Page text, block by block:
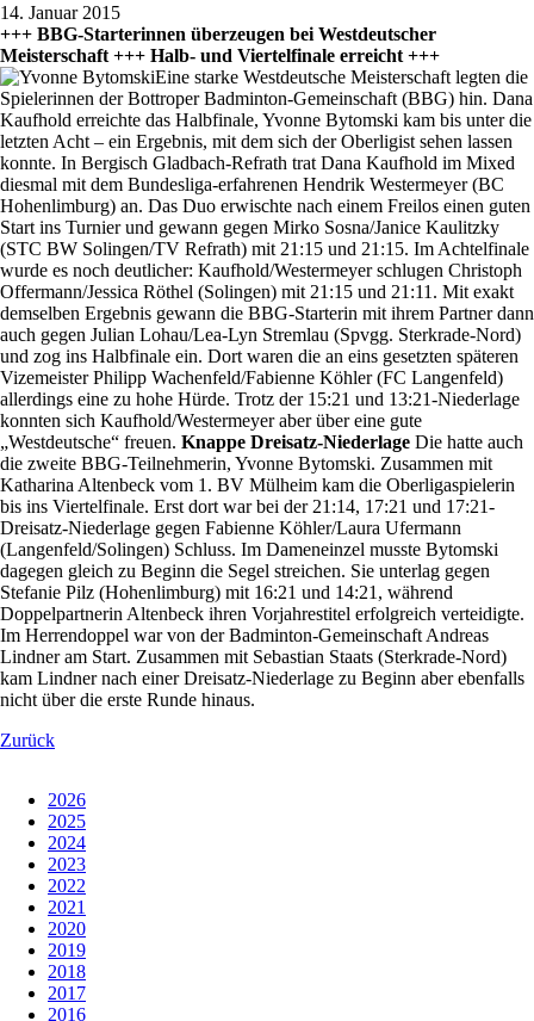
14. Januar 2015
+++ BBG-Starterinnen überzeugen bei Westdeutscher
Meisterschaft +++ Halb- und Viertelfinale erreicht +++
Eine starke Westdeutsche Meisterschaft legten die
Spielerinnen der Bottroper Badminton-Gemeinschaft (BBG) hin. Dana
Kaufhold erreichte das Halbfinale, Yvonne Bytomski kam bis unter die
letzten Acht – ein Ergebnis, mit dem sich der Oberligist sehen lassen
konnte. In Bergisch Gladbach-Refrath trat Dana Kaufhold im Mixed
diesmal mit dem Bundesliga-erfahrenen Hendrik Westermeyer (BC
Hohenlimburg) an. Das Duo erwischte nach einem Freilos einen guten
Start ins Turnier und gewann gegen Mirko Sosna/Janice Kaulitzky
(STC BW Solingen/TV Refrath) mit 21:15 und 21:15. Im Achtelfinale
wurde es noch deutlicher: Kaufhold/Westermeyer schlugen Christoph
Offermann/Jessica Röthel (Solingen) mit 21:15 und 21:11. Mit exakt
demselben Ergebnis gewann die BBG-Starterin mit ihrem Partner dann
auch gegen Julian Lohau/Lea-Lyn Stremlau (Spvgg. Sterkrade-Nord)
und zog ins Halbfinale ein. Dort waren die an eins gesetzten späteren
Vizemeister Philipp Wachenfeld/Fabienne Köhler (FC Langenfeld)
allerdings eine zu hohe Hürde. Trotz der 15:21 und 13:21-Niederlage
konnten sich Kaufhold/Westermeyer aber über eine gute
„Westdeutsche“ freuen. Knappe Dreisatz-Niederlage Die hatte auch
die zweite BBG-Teilnehmerin, Yvonne Bytomski. Zusammen mit
Katharina Altenbeck vom 1. BV Mülheim kam die Oberligaspielerin
bis ins Viertelfinale. Erst dort war bei der 21:14, 17:21 und 17:21-
Dreisatz-Niederlage gegen Fabienne Köhler/Laura Ufermann
(Langenfeld/Solingen) Schluss. Im Dameneinzel musste Bytomski
dagegen gleich zu Beginn die Segel streichen. Sie unterlag gegen
Stefanie Pilz (Hohenlimburg) mit 16:21 und 14:21, während
Doppelpartnerin Altenbeck ihren Vorjahrestitel erfolgreich verteidigte.
Im Herrendoppel war von der Badminton-Gemeinschaft Andreas
Lindner am Start. Zusammen mit Sebastian Staats (Sterkrade-Nord)
kam Lindner nach einer Dreisatz-Niederlage zu Beginn aber ebenfalls
nicht über die erste Runde hinaus.
Zurück
2026
2025
2024
2023
2022
2021
2020
2019
2018
2017
2016